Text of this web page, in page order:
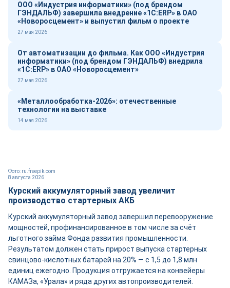
ООО «Индустрия информатики» (под брендом
ГЭНДАЛЬФ) завершила внедрение «1С:ERP» в ОАО
«Новоросцемент» и выпустил фильм о проекте
27 мая 2026
От автоматизации до фильма. Как ООО «Индустрия
информатики» (под брендом ГЭНДАЛЬФ) внедрила
«1С:ERP» в ОАО «Новоросцемент»
27 мая 2026
«Металлообработка-2026»: отечественные
технологии на выставке
14 мая 2026
8 августа 2026
Фото: ru.freepik.com
Курский аккумуляторный завод увеличит
производство стартерных АКБ
Курский аккумуляторный завод завершил перевооружение
мощностей, профинансированное в том числе за счёт
льготного займа Фонда развития промышленности.
Результатом должен стать прирост выпуска стартерных
свинцово-кислотных батарей на 20% — с 1,5 до 1,8 млн
единиц ежегодно. Продукция отгружается на конвейеры
КАМАЗа, «Урала» и ряда других автопроизводителей.